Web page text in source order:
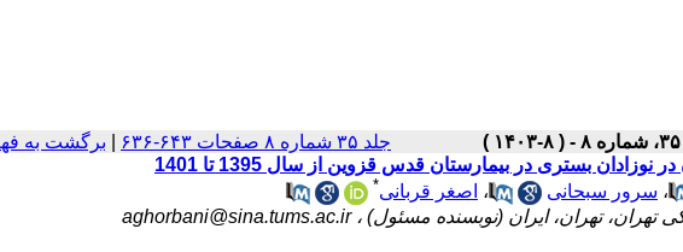
جلد ۳۵ شماره ۸ صفحات ۶۴۳-۶۳۶ برگشت به
بستری در بیمارستان قدس قزوین از سال 1395 تا 1401
، سرور سبحانی ، اصغر قربانی*
تهران، تهران، ایران (نوبسنده مسئول) ،aghorbani@sina.tums.ac.ir